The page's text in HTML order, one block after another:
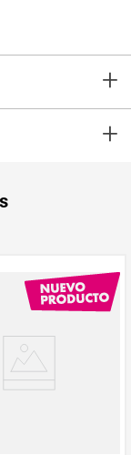
+
que ayuda a eliminar
lo consideran +